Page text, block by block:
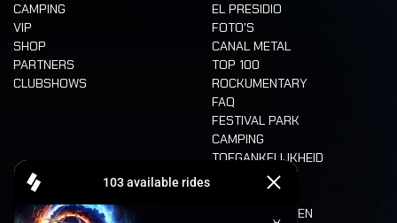
CAMPING
VIP
SHOP
PARTNERS
CLUBSHOWS
EL PRESIDIO
FOTO'S
CANAL METAL
TOP 100
ROCKUMENTARY
FAQ
FESTIVAL PARK
CAMPING
TOEGANKELIJKHEID
CASHLESS
ETEN EN DRINKEN